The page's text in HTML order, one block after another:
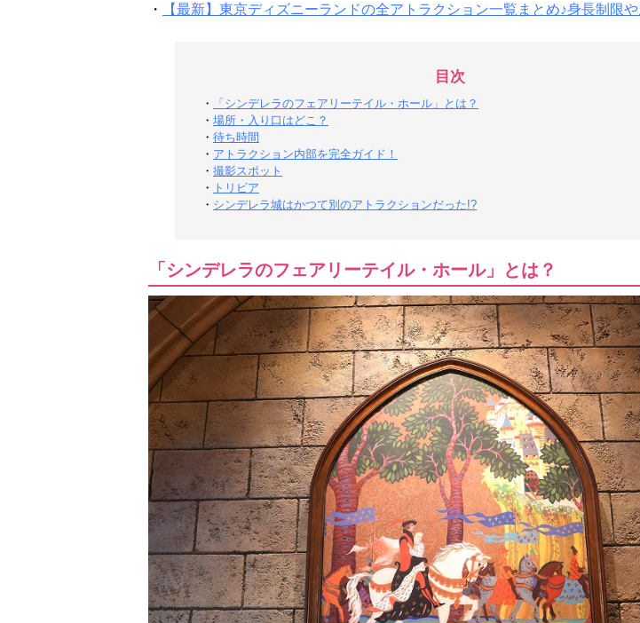
・
【最新】東京ディズニーランドの全アトラクション一覧まとめ♪身長制限
目次
・
「シンデレラのフェアリーテイル・ホール」とは？
・ 場所・入り口はどこ？
・ 待ち時間
・ アトラクション内部を完全ガイド！
・ 撮影スポット
・ トリビア
・ シンデレラ城はかつて別のアトラクションだった!?
「シンデレラのフェアリーテイル・ホール」とは？